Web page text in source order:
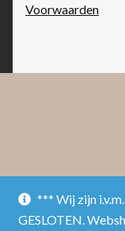
*** Wij zijn
GESLOTEN.
Voorwaarden